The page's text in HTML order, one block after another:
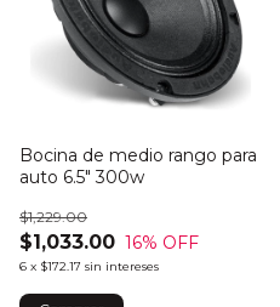
Bocina de medio rango para
auto 6.5" 300w
$1,033.00
$1,229.00
16% OFF
6 x $172.17 sin intereses